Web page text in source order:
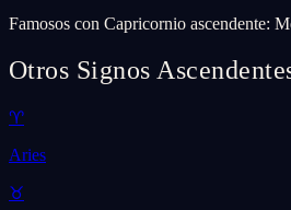
Famosos con Capricornio ascendente:
Otros Signos
♈
Aries
♉